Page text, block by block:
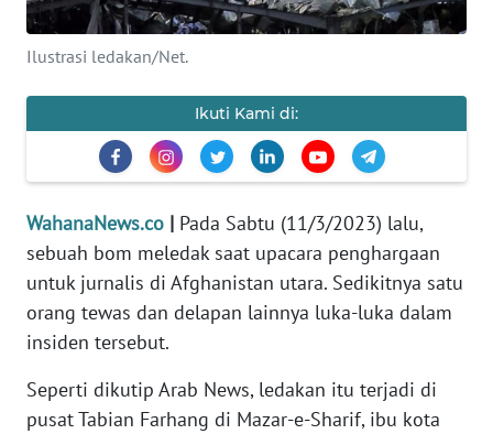
Ilustrasi ledakan/Net.
Ikuti Kami di:
WahanaNews.co | Pada Sabtu (11/3/2023) lalu,
sebuah bom meledak saat upacara penghargaan
untuk jurnalis di Afghanistan utara. Sedikitnya satu
orang tewas dan delapan lainnya luka-luka dalam
insiden tersebut.
Seperti dikutip Arab News, ledakan itu terjadi di
pusat Tabian Farhang di Mazar-e-Sharif, ibu kota
PENDIDIKAN
EDITORIAL
Informasi
INDEKS
KONTAK